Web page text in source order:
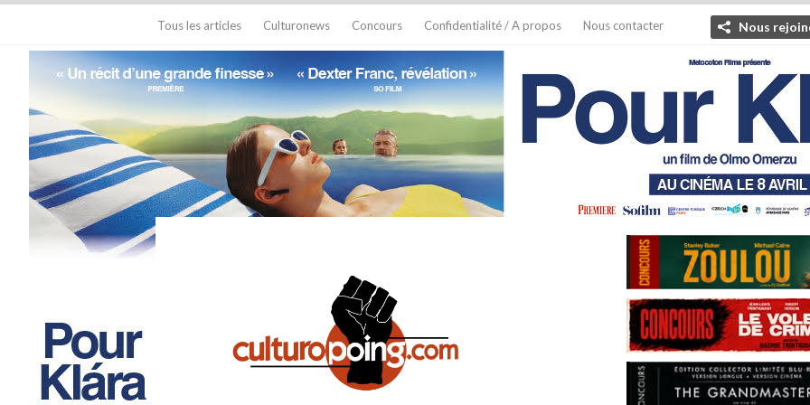
Tous les articles Culturonews Concours Confidentialité / A propos Nous contacter Nous